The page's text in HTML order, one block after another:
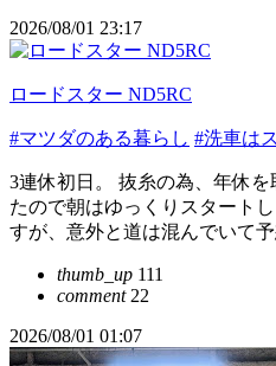
2026/08/01 23:17
ロードスター ND5RC
#マツダのある暮らし #洗車は
3連休初日。 抜糸の為、年休
たので朝はゆっくりスタート
すが、意外と道は混んでいて
thumb_up 111
comment22
2026/08/01 01:07